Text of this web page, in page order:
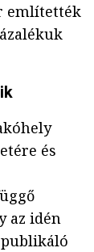
említették
és
az idén